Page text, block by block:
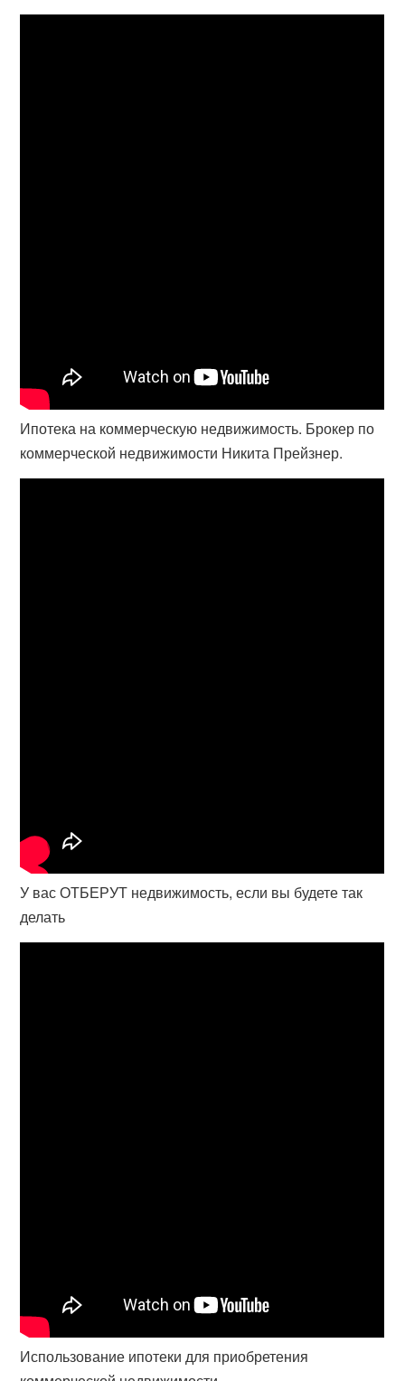
Ипотека на коммерческую недвижимость. Брокер по
коммерческой недвижимости Никита Прейзнер.
У вас ОТБЕРУТ недвижимость, если вы будете так
делать
Использование ипотеки для приобретения